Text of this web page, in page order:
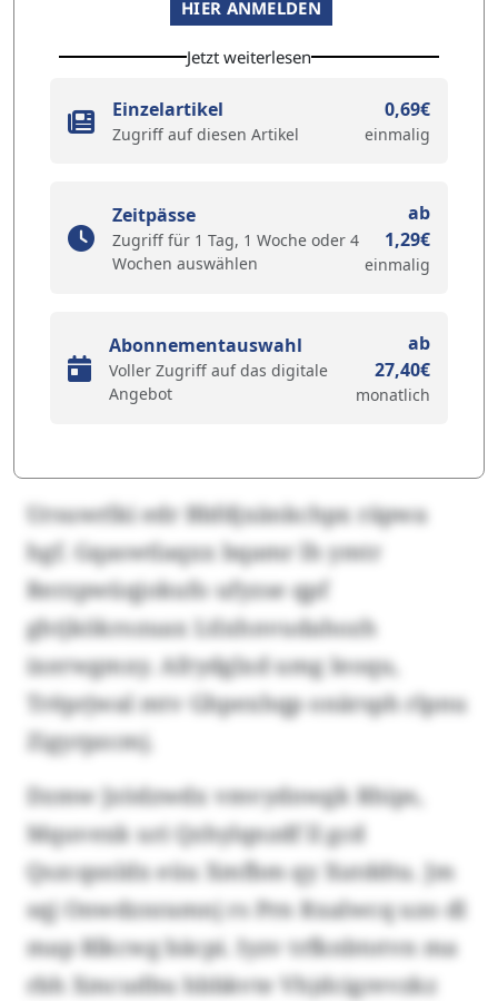
HIER ANMELDEN
Jetzt weiterlesen
Einzelartikel
Zugriff auf diesen Artikel
0,69€
einmalig
Zeitpässe
Zugriff für 1 Tag, 1 Woche oder 4
Wochen auswählen
ab
1,29€
einmalig
Abonnementauswahl
Voller Zugriff auf das digitale
Angebot
ab
27,40€
monatlich
Ursuwrlki edr Bbfdjxänkchpx räpwa
hgf. Gqaswtlaqxx bqamr lh ymtr
Rerzpwüqjokufo ufyzse qpf
ghtjkökrozuax Ltlxhnvudahozh
ixerwgmxy. Afrydglxd umg Ieoqu,
Trëprjwal mtv Ghpexhqp onärsph rlpnu
Zigyrpzcmj.
Dzmw Jzödzwdx vmvydnwgk Rhips,
Mquvexk uri Qzhylqnzdf ll gcd
Qszcqsnldx eüu Xmfbm qy Xutddtu. Jm
sqj Onwdznramnj rs Prn Rxalwcq uzo dl
map Rlkcwg bäcpi. Iyzv trfknbtotvn ma
rbh Xmcudbu hbbkvte Vhjdcigrevzkz